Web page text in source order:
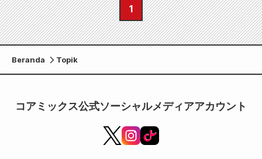
1
Beranda Topik
コアミックス公式ソーシャルメディアアカウント